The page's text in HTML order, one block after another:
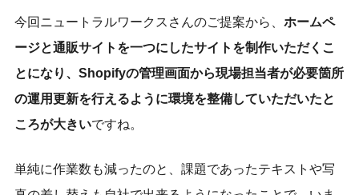
今回ニュートラルワークスさんのご提案から、 ホームペ
ージと通販サイトを一つにしたサイトを制作いただくこ
とになり、Shopifyの管理画面から現場担当者が必要箇所
の運用更新を行えるように環境を整備していただいたと
ころが大きいですね。
単純に作業数も減ったのと、課題であったテキストや写